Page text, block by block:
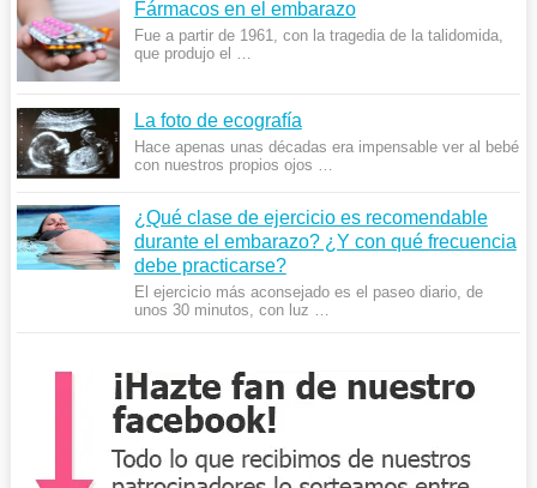
Fármacos en el embarazo
Fue a partir de 1961, con la tragedia de la talidomida,
que produjo el …
La foto de ecografía
Hace apenas unas décadas era impensable ver al bebé
con nuestros propios ojos …
¿Qué clase de ejercicio es recomendable
durante el embarazo? ¿Y con qué frecuencia
debe practicarse?
El ejercicio más aconsejado es el paseo diario, de
unos 30 minutos, con luz …